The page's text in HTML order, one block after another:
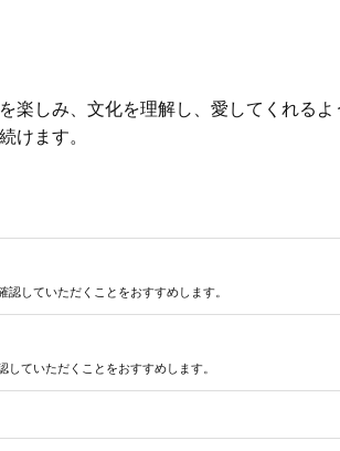
楽しみ、文化を理解し、愛してくれる
けます。
していただくことをおすすめします。
ていただくことをおすすめします。